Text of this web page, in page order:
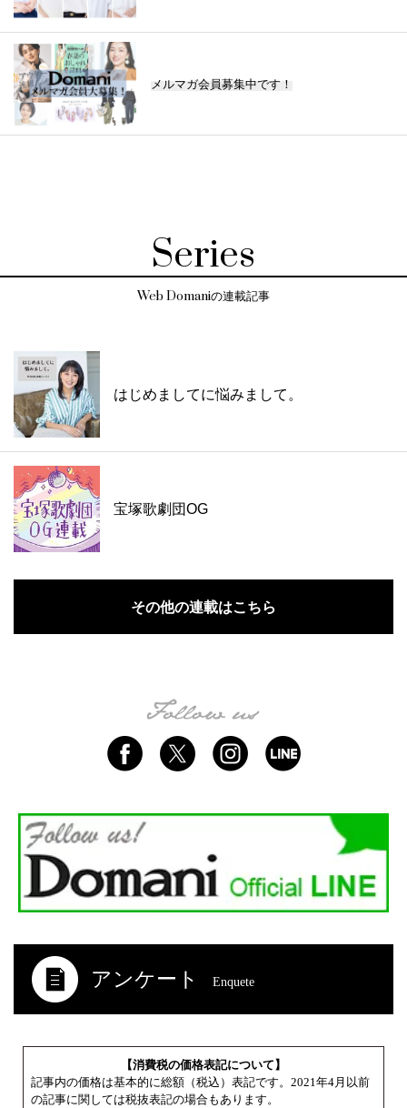
メルマガ会員募集中です！
Series
Web Domaniの連載記事
はじめましてに悩みまして。
宝塚歌劇団OG
その他の連載はこちら
アンケート Enquete
【消費税の価格表記について】
記事内の価格は基本的に総額（税込）表記です。2021年4月以前
の記事に関しては税抜表記の場合もあります。